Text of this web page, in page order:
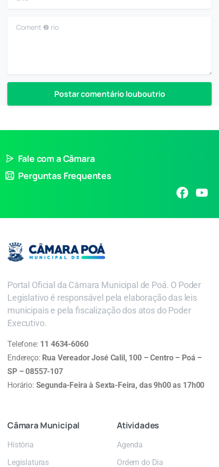
Coment ❷ rio
Fale com a Câmara
Perguntas Frequentes
Portal Oficial da Câmara Municipal de Poá. O Poder
Legislativo é responsável pela elaboração das leis
municipais e pela fiscalização dos atos do Poder
Executivo.
Telefone: 11 4634-6060
Endereço: Rua Vereador José Calil, 100 – Centro – Poá –
SP – 08557-107
Horário: Segunda-Feira à Sexta-Feira, das 9h00 as 17h00
Câmara Municipal
História
Legislaturas
Atividades
Agenda
Ordem do Dia